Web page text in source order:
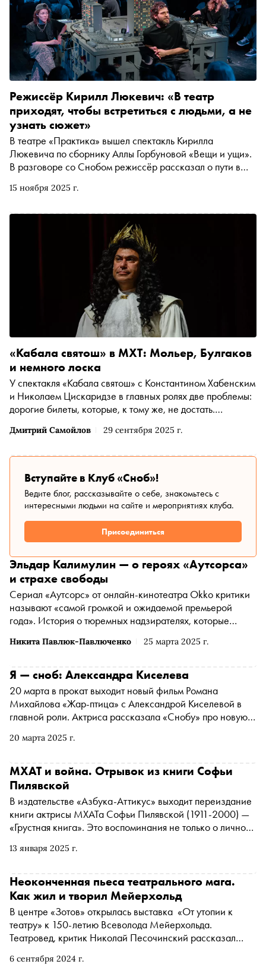
15 ноября 2025 г.
Режиссёр Кирилл Люкевич: «В театр
приходят, чтобы встретиться с людьми, а не
узнать сюжет»
В театре «Практика» вышел спектакль Кирилла
Люкевича по сборнику Аллы Горбуновой «Вещи и ущи».
В разговоре со Снобом режиссёр рассказал о пути в
важности диалога со зрителем и тщательной совместной
деле являются таинственные «ущи»
Дмитрий Самойлов 29 сентября 2025 г.
«Кабала святош» в МХТ: Мольер, Булгаков
и немного лоска
У спектакля «Кабала святош» с Константином Хабенским
и Николаем Цискаридзе в главных ролях две проблемы:
дорогие билеты, которые, к тому же, не достать.
решить обе — на постановке Юрия Квятковского он
Киркорова
Вступайте в Клуб «Сноб»!
Ведите блог, рассказывайте о себе, знакомьтесь с
интересными людьми на сайте и мероприятиях клуба.
Присоединиться
Никита Павлюк-Павлюченко 25 марта 2025 г.
Эльдар Калимулин — о героях «Аутсорса»
и страхе свободы
Сериал «Аутсорс» от онлайн-кинотеатра Okko критики
называют «самой громкой и ожидаемой премьерой
года». История о тюремных надзирателях, которые
зрителей к текстам Достоевского и заставляет
тюремщиков играет Эльдар Калимулин, известный по
проектам «Лада Голд» и «Эпидемия». Никита Павлюк-
Павлюченко, главный редактор журнала «Сноб»,
поговорил с актером о сюжетах в жизни и кино, подходе
к работе и амплуа «вечного студента»
20 марта 2025 г.
Я — сноб: Александра Киселева
20 марта в прокат выходит новый фильм Романа
Михайлова «Жар-птица» с Александрой Киселевой в
главной роли. Актриса рассказала «Снобу» про новую
и поездку в Канны
13 января 2025 г.
МХАТ и война. Отрывок из книги Софьи
Пилявской
В издательстве «Азбука-Аттикус» выходит переиздание
книги актрисы МХАТа Софьи Пилявской (1911-2000) —
«Грустная книга». Это воспоминания не только о личной
которых она была. В 1937 году отца Пилявской
бы не Станиславский, заступившийся за свою ученицу,
карьера актрисы могла бы закончиться. А дальше была
Великая Отечественная война, во время которой
Пилявская вместе с труппой МХАТа участвовала во
фронтовых бригадах, поднимавших боевой дух солдат.
Часть историй, рассказанных в книге, посвящена жизни
театра именно во время войны
6 сентября 2024 г.
Неоконченная пьеса театрального мага.
Как жил и творил Мейерхольд
В центре «Зотов» открылась выставка «От утопии к
театру» к 150-летию Всеволода Мейерхольда.
Театровед, критик Николай Песочинский рассказал
изменил театр и кино, почему его художественный метод